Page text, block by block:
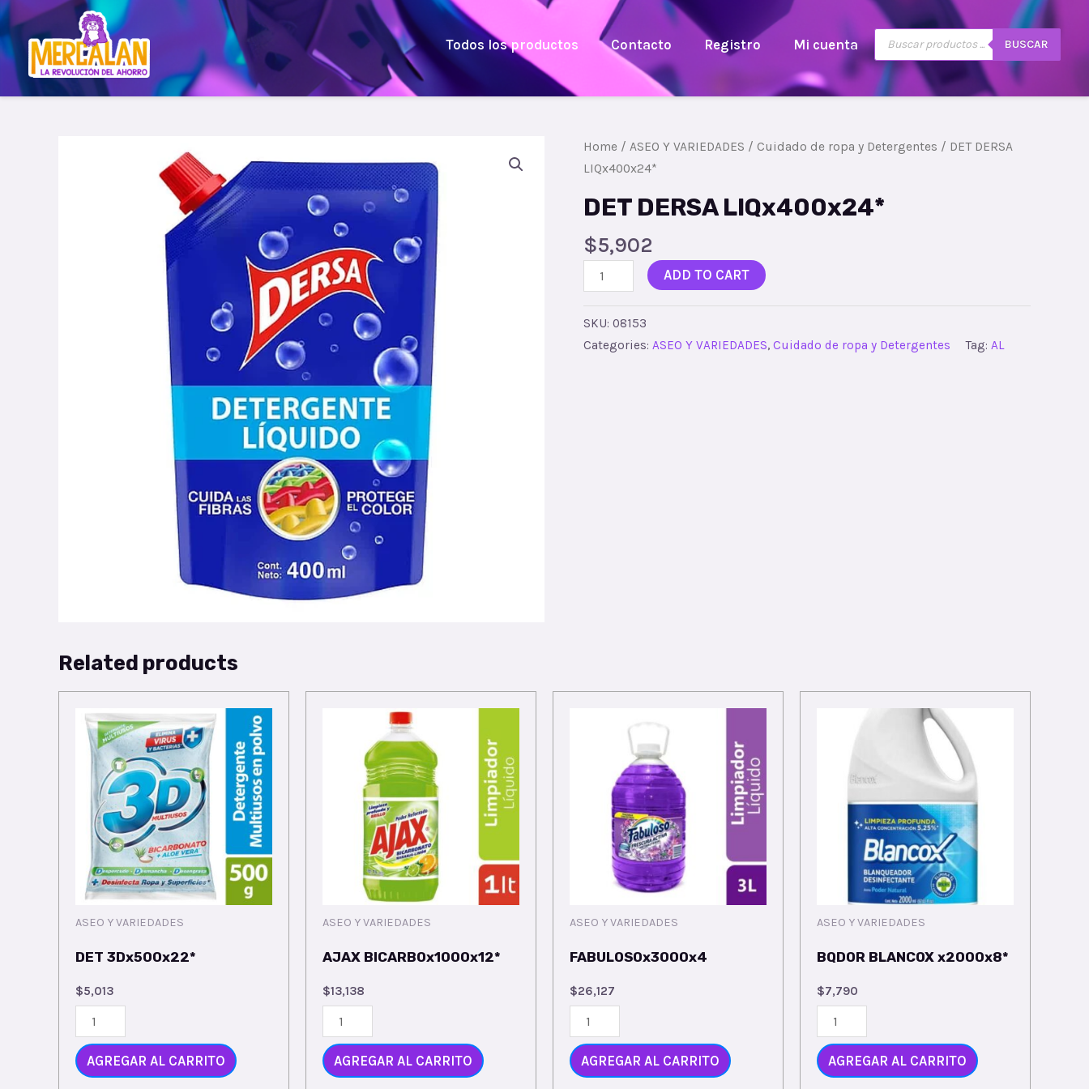
Todos los productos Contacto Registro Mi cuenta BUSCAR
Home / ASEO Y VARIEDADES / Cuidado de ropa y Detergentes / DET DERSA
LIQx400x24*
DET DERSA LIQx400x24*
$5,902
ADD TO CART
SKU: 08153
Categories: ASEO Y VARIEDADES, Cuidado de ropa y Detergentes Tag: AL
Related products
ASEO Y VARIEDADES
DET 3Dx500x22*
$5,013
AGREGAR AL CARRITO
ASEO Y VARIEDADES
AJAX BICARBOx1000x12*
$13,138
AGREGAR AL CARRITO
ASEO Y VARIEDADES
FABULOSOx3000x4
$26,127
AGREGAR AL CARRITO
ASEO Y VARIEDADES
BQDOR BLANCOX x2000x8*
$7,790
AGREGAR AL CARRITO